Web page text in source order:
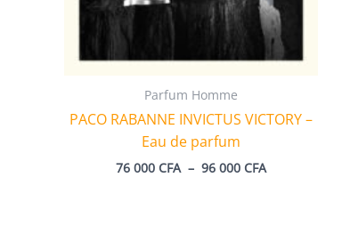
Parfum Homme
PACO RABANNE INVICTUS VICTORY –
Eau de parfum
76 000 CFA – 96 000 CFAPlage